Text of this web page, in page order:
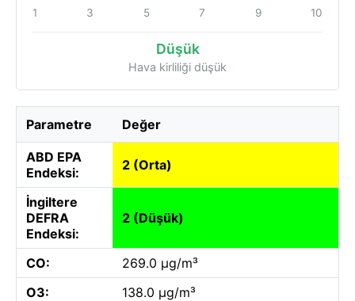
1 3 5 7 9 10
Düşük
Hava kirliliği düşük
Parametre Değer
ABD EPA
Endeksi:
2 (Orta)
İngiltere
DEFRA
Endeksi:
2 (Düşük)
CO:
269.0 µg/m³
O3:
138.0 µg/m³